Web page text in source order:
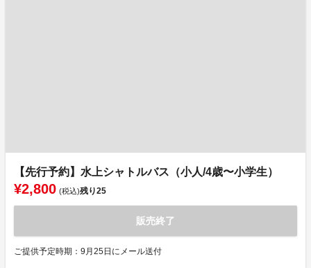
【先行予約】水上シャトルバス（小人/4歳〜小学生）
¥2,800 (税込)残り25
販売終了
ご提供予定時期：9月25日にメール送付